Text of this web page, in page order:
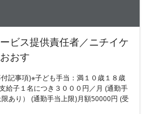
ビス提供責任者／ニチイケ
おす
記事項)※子ども手当：満１０歳１８歳
給子１名につき３０００円／月 (通勤手
あり） (通勤手当上限)月額50000円 (受